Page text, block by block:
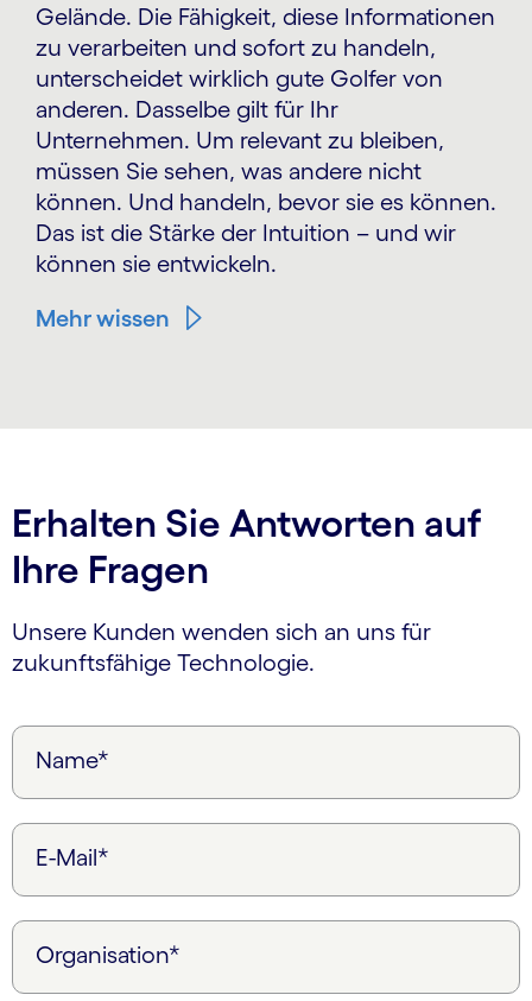
Gelände. Die Fähigkeit, diese Informationen
zu verarbeiten und sofort zu handeln,
unterscheidet wirklich gute Golfer von
anderen. Dasselbe gilt für Ihr
Unternehmen. Um relevant zu bleiben,
müssen Sie sehen, was andere nicht
können. Und handeln, bevor sie es können.
Das ist die Stärke der Intuition – und wir
können sie entwickeln.
Mehr wissen
Erhalten Sie Antworten auf
Ihre Fragen
Unsere Kunden wenden sich an uns für
zukunftsfähige Technologie.
Name*
E-Mail*
Organisation*